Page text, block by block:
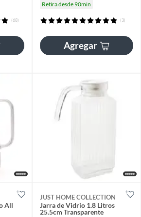
(68)
Retira desde 90min
(3)
Agregar
All
JUST HOME COLLECTION
Jarra de Vidrio 1.8 Litros
25.5cm Transparente